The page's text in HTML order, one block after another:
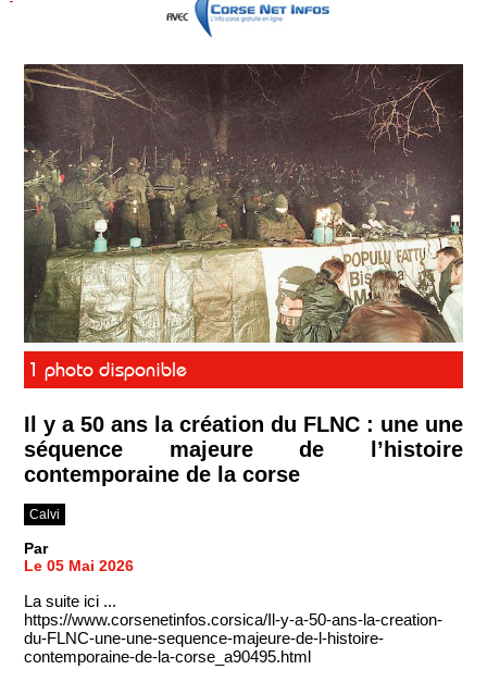
1 photo disponible
Il y a 50 ans la création du FLNC : une une
séquence majeure de l’histoire
contemporaine de la corse
Calvi
Par
Le 05 Mai 2026
La suite ici ...
https://www.corsenetinfos.corsica/Il-y-a-50-ans-la-creation-
du-FLNC-une-une-sequence-majeure-de-l-histoire-
contemporaine-de-la-corse_a90495.html